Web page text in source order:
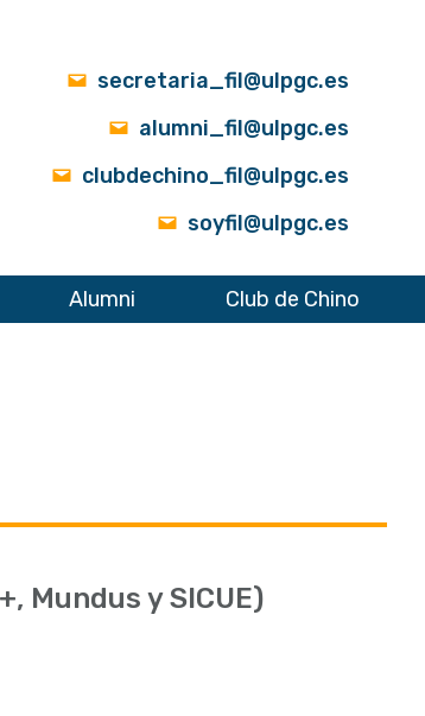
secretaria_fil@ulpgc.es
alumni_fil@ulpgc.es
clubdechino_fil@ulpgc.es
soyfil@ulpgc.es
Alumni Club de Chino
Mundus y SICUE)